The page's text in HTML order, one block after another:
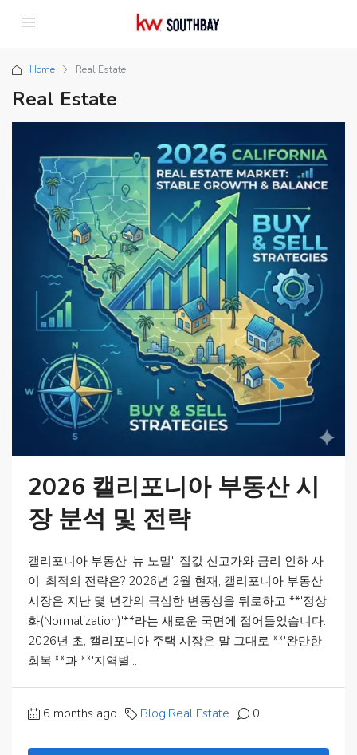
Home Real Estate
Real Estate
2026 캘리포니아 부동산 시
장 분석 및 전략
캘리포니아 부동산 '뉴 노멀': 집값 신고가와 금리 인하 사
이, 최적의 전략은? 2026년 2월 현재, 캘리포니아 부동산
시장은 지난 몇 년간의 극심한 변동성을 뒤로하고 **'정상
화(Normalization)'**라는 새로운 국면에 접어들었습니다.
2026년 초, 캘리포니아 주택 시장은 말 그대로 **'완만한
회복'**과 **'지역별...
6 months ago Blog,Real Estate 0